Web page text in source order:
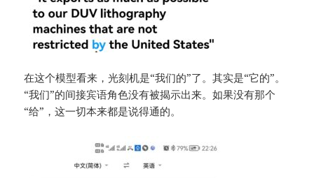
在这个模型看来，光刻机是“我们的”了。其实是“它的”。
“我们”的间接宾语角色没有被揭示出来。如果没有那个
“给”，这一切本来都是说得通的。